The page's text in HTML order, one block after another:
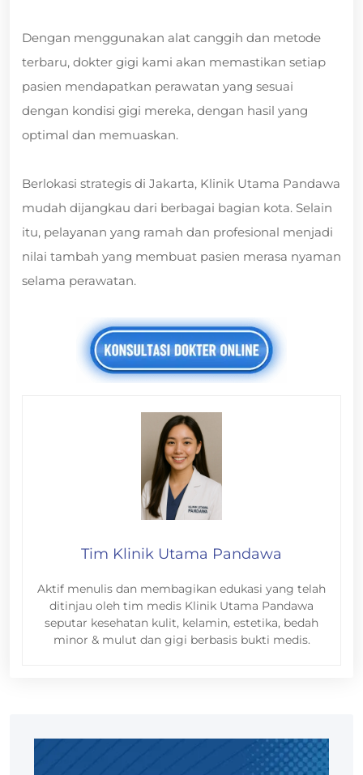
Dengan menggunakan alat canggih dan metode
terbaru, dokter gigi kami akan memastikan setiap
pasien mendapatkan perawatan yang sesuai
dengan kondisi gigi mereka, dengan hasil yang
optimal dan memuaskan.
Berlokasi strategis di Jakarta, Klinik Utama Pandawa
mudah dijangkau dari berbagai bagian kota. Selain
itu, pelayanan yang ramah dan profesional menjadi
nilai tambah yang membuat pasien merasa nyaman
selama perawatan.
Tim Klinik Utama Pandawa
Aktif menulis dan membagikan edukasi yang telah
ditinjau oleh tim medis Klinik Utama Pandawa
seputar kesehatan kulit, kelamin, estetika, bedah
minor & mulut dan gigi berbasis bukti medis.